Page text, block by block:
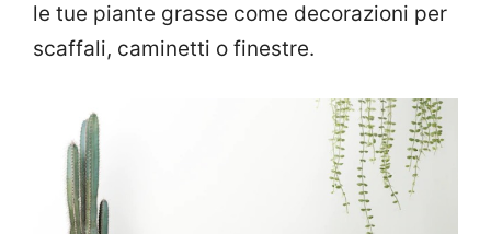
le tue piante grasse come decorazioni per
scaffali, caminetti o finestre.